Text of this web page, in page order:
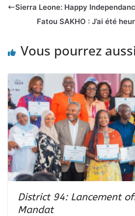
Sierra Leone: Happy
Fatou SAKHO : J’ai été
Vous pourrez
District 94: Lancement
Mandat